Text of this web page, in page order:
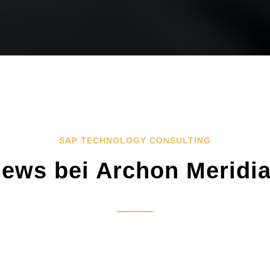
SAP TECHNOLOGY CONSULTING
bei Archon